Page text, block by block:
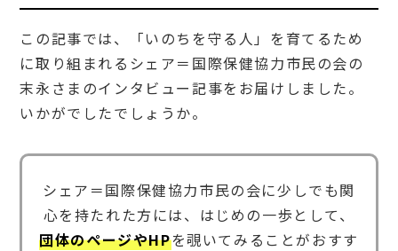
この記事では、「いのちを守る人」を育てるため
に取り組まれるシェア＝国際保健協力市民の会の
末永さまのインタビュー記事をお届けしました。
いかがでしたでしょうか。
シェア＝国際保健協力市民の会に少しでも関
心を持たれた方には、はじめの一歩として、
団体のページやHPを覗いてみることがおすす